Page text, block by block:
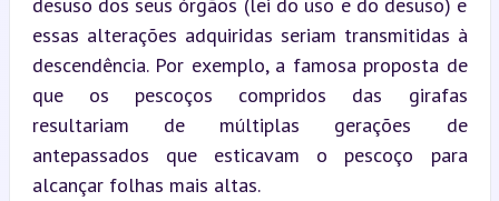
essas alterações adquiridas seriam transmitidas à
descendência. Por exemplo, a famosa proposta de
que os pescoços compridos das girafas
resultariam de múltiplas gerações de
antepassados que esticavam o pescoço para
alcançar folhas mais altas.